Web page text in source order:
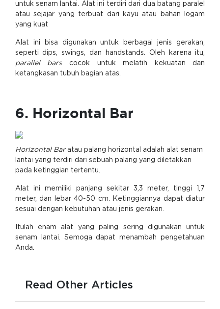
untuk senam lantai. Alat ini terdiri dari dua batang paralel
atau sejajar yang terbuat dari kayu atau bahan logam
yang kuat
Alat ini bisa digunakan untuk berbagai jenis gerakan,
seperti dips, swings, dan handstands. Oleh karena itu,
parallel barscocok untuk melatih kekuatan dan
ketangkasan tubuh bagian atas.
6. Horizontal Bar
Horizontal Baratau palang horizontal adalah alat senam
lantai yang terdiri dari sebuah palang yang diletakkan
pada ketinggian tertentu.
Alat ini memiliki panjang sekitar 3,3 meter, tinggi 1,7
meter, dan lebar 40-50 cm. Ketinggiannya dapat diatur
sesuai dengan kebutuhan atau jenis gerakan.
Itulah enam alat yang paling sering digunakan untuk
senam lantai. Semoga dapat menambah pengetahuan
Anda.
Read Other Articles